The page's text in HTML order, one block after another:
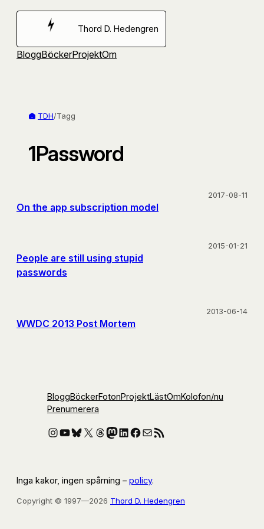
Hoppa
Thord D. Hedengren
BloggBöckerProjektOm
TDH/Tagg
1Password
On the app subscription model
2017-08-11
People are still using stupid
passwords
2015-01-21
WWDC 2013 Post Mortem
2013-06-14
BloggBöckerFotonProjektLästOmKolofon/nu
Prenumerera
Instagram
YouTube
Bluesky
X Threads
Mastodon
LinkedIn
Facebook
E-postRSS-flöde
Inga kakor, ingen spårning – policy.
Copyright © 1997—2026 Thord D. Hedengren